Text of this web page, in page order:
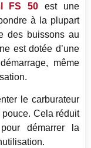
FS 50 est une
à la plupart
des buissons au
est dotée d’une
même
le carburateur
pouce. Cela réduit
démarrer la